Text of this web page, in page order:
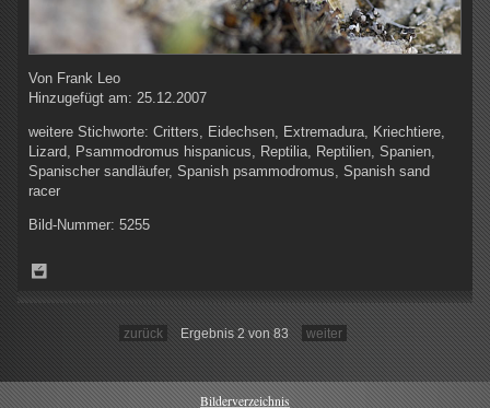
Von Frank Leo
Hinzugefügt am: 25.12.2007
weitere Stichworte: Critters, Eidechsen, Extremadura, Kriechtiere,
Lizard, Psammodromus hispanicus, Reptilia, Reptilien, Spanien,
Spanischer sandläufer, Spanish psammodromus, Spanish sand
racer
Bild-Nummer: 5255
zurück Ergebnis 2 von 83 weiter
Bilderverzeichnis